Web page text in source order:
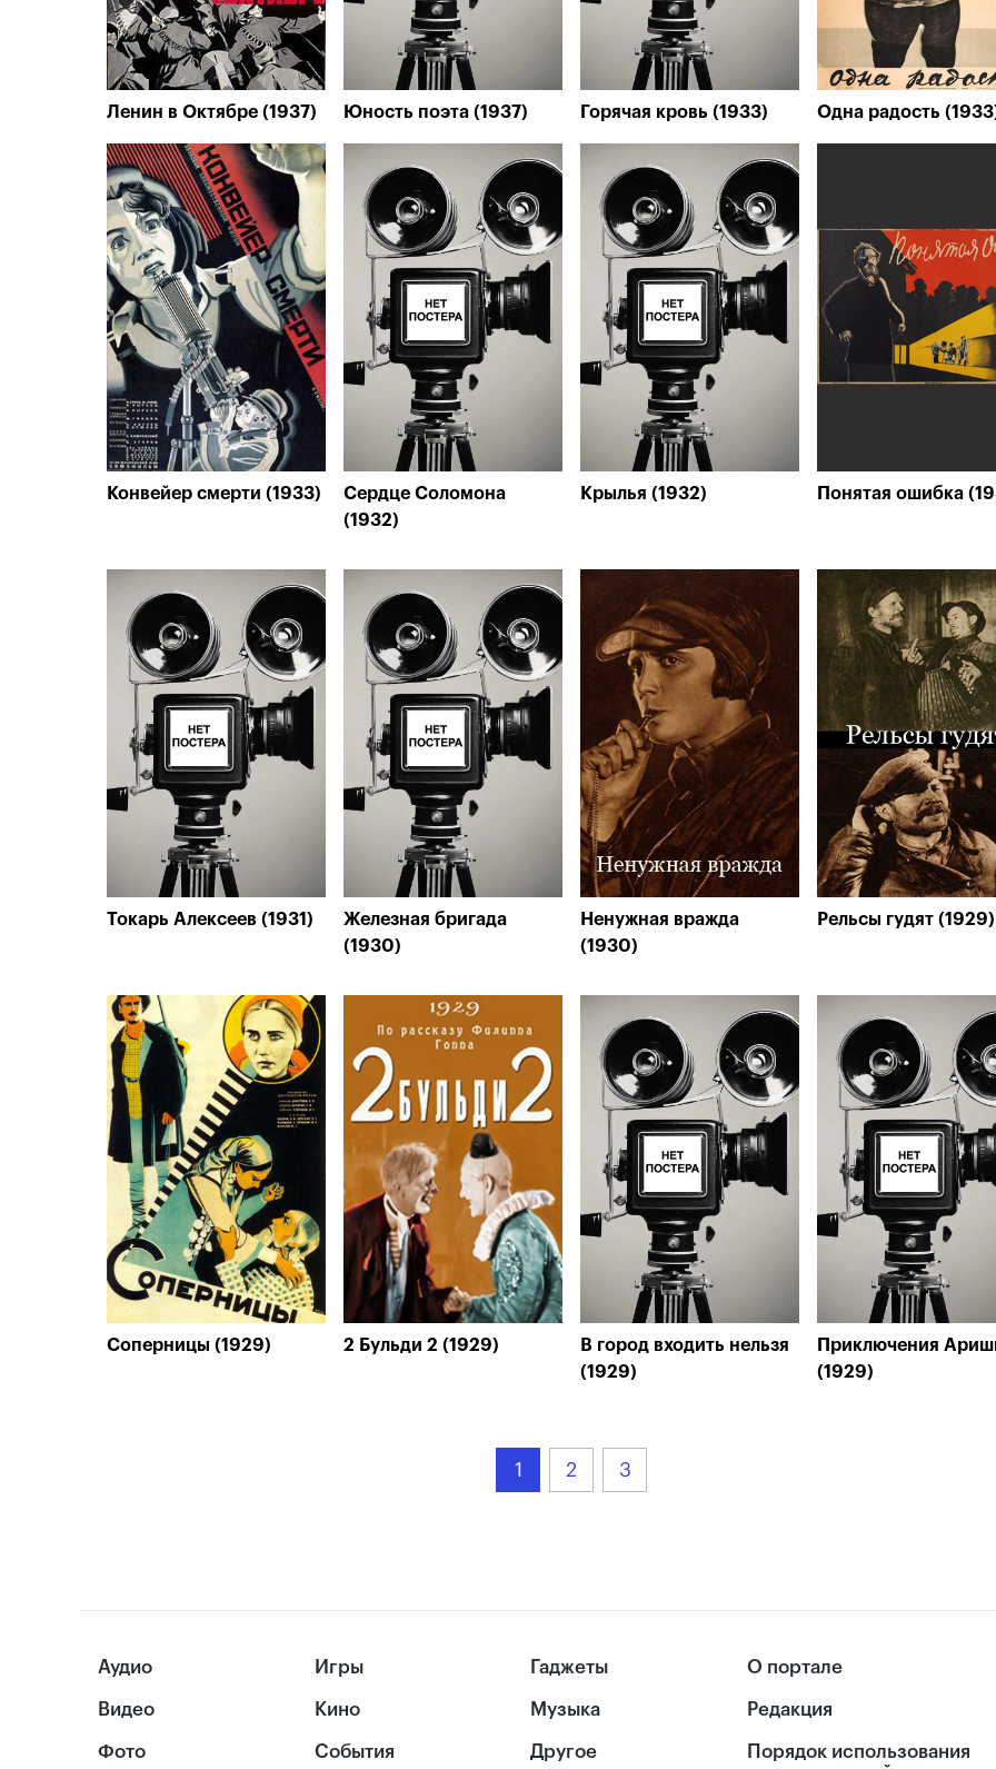
Ленин в Октябре (1937) Юность поэта (1937) Горячая кровь (1933) Одна радость
Конвейер смерти (1933)
Сердце Соломона
(1932)
Крылья (1932) Понятая ошибка
Токарь Алексеев (1931)
Железная бригада
(1930)
Ненужная вражда
(1930)
Рельсы гудят (1929)
Соперницы (1929) 2 Бульди 2 (1929)
В город входить нельзя
(1929)
Приключения
(1929)
1 2 3
Аудио
Видео
Фото
Игры
Кино
События
Гаджеты
Музыка
Другое
О портале
Редакция
Порядок использования